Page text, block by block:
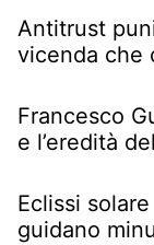
Antitrust
vicenda che
Francesco
e l’eredità
Eclissi
guidano